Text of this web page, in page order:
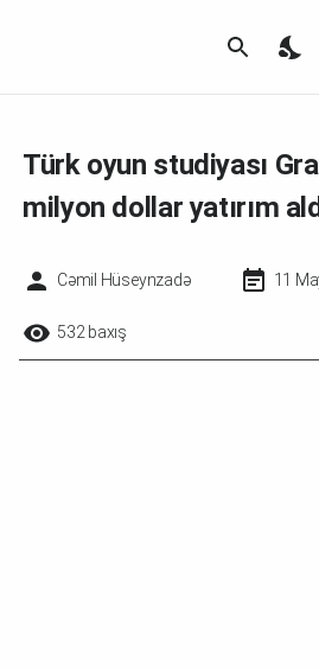
Türk oyun studiyası
milyon dollar yatırım
Cəmil Hüseynzadə 11
532 baxış